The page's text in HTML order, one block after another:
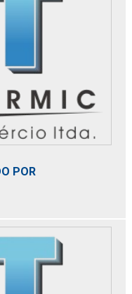
POR